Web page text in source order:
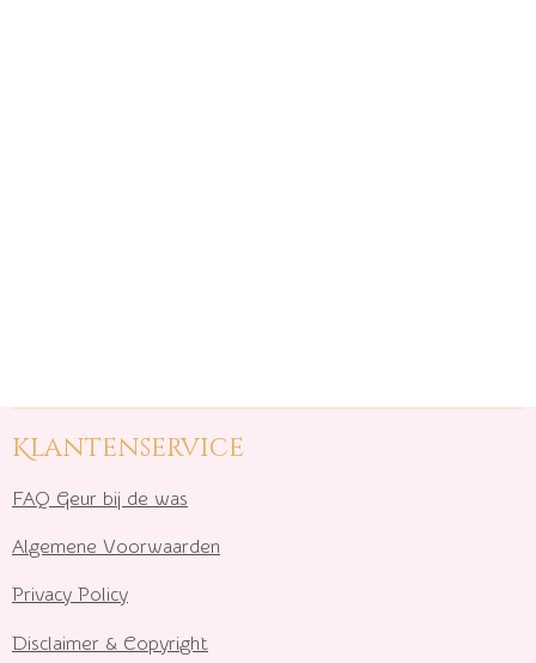
Klantenservice
FAQ Geur bij de was
Algemene Voorwaarden
Privacy Policy
Disclaimer & Copyright